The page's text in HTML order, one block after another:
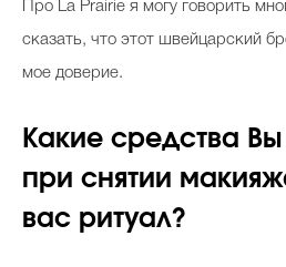
Про La Prairie я могу говорить
сказать, что этот швейцарский
мое доверие.
Какие средства Вы
при снятии
вас ритуал?